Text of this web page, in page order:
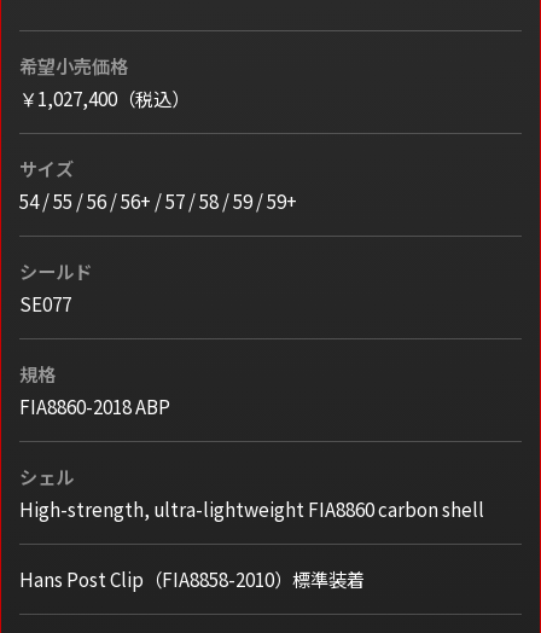
希望小売価格
￥1,027,400（税込）
サイズ
54 / 55 / 56 / 56+ / 57 / 58 / 59 / 59+
シールド
SE077
規格
FIA8860-2018 ABP
シェル
High-strength, ultra-lightweight FIA8860 carbon shell
Hans Post Clip（FIA8858-2010）標準装着